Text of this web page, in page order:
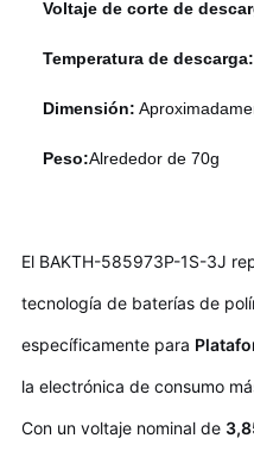
Voltaje de corte de
Temperatura de
Dimensión:
Peso:Alrededor de 70g
El BAKTH-585973P-1S-3J
tecnología de baterías de
específicamente para
la electrónica de consumo
Con un voltaje nominal de